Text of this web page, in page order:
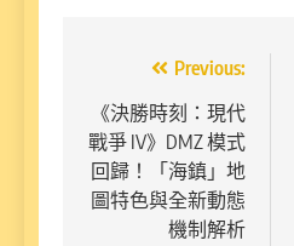
章
導
覽
Previous:
《決勝時刻：現代
戰爭 IV》DMZ 模式
回歸！「海鎮」地
圖特色與全新動態
機制解析